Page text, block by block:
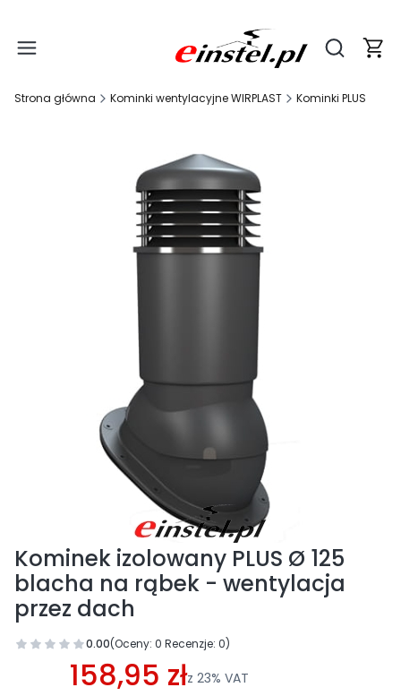
Otwórz
Strona główna Kominki wentylacyjne WIRPLAST Kominki PLUS
Kominek izolowany PLUS Ø 125
blacha na rąbek - wentylacja
przez dach
0.00(Oceny: 0 Recenzje: 0)
Przejdź do sekcji Opinie
158,95 złz 23% VAT